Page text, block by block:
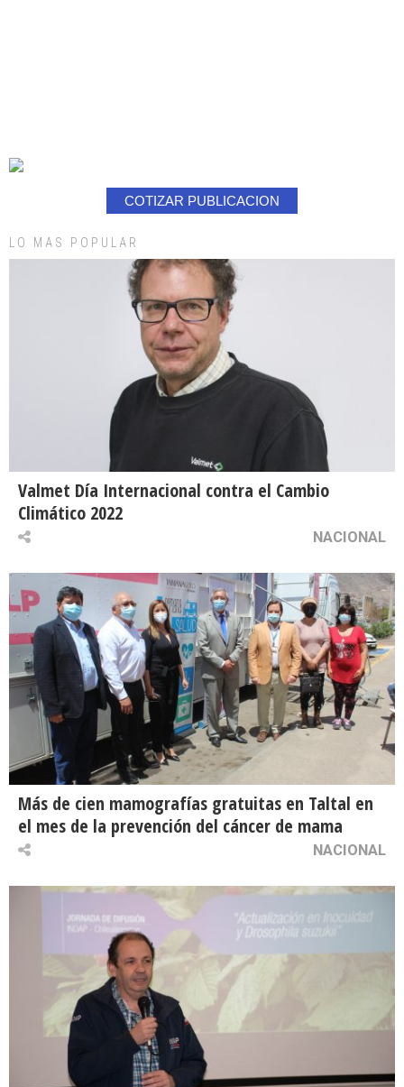
COTIZAR PUBLICACION
LO MAS POPULAR
Valmet Día Internacional contra el Cambio
Climático 2022
NACIONAL
Más de cien mamografías gratuitas en Taltal en
el mes de la prevención del cáncer de mama
NACIONAL